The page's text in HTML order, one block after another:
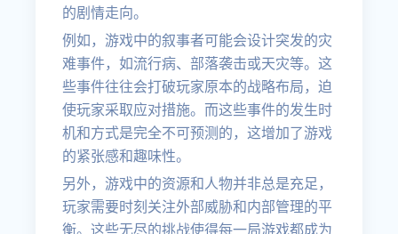
的剧情走向。
例如，游戏中的叙事者可能会设计突发的灾
难事件，如流行病、部落袭击或天灾等。这
些事件往往会打破玩家原本的战略布局，迫
使玩家采取应对措施。而这些事件的发生时
机和方式是完全不可预测的，这增加了游戏
的紧张感和趣味性。
另外，游戏中的资源和人物并非总是充足，
玩家需要时刻关注外部威胁和内部管理的平
衡。这些无尽的挑战使得每一局游戏都成为